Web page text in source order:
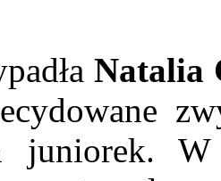
Natalia
juniorek.